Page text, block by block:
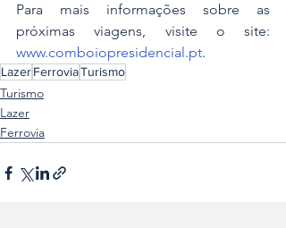
Para mais informações sobre as
www.comboiopresidencial.pt.
LazerFerroviaTurismo
Turismo
Lazer
Ferrovia